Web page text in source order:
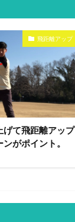
飛距離アップ
げて飛距離アップ
がポイント。